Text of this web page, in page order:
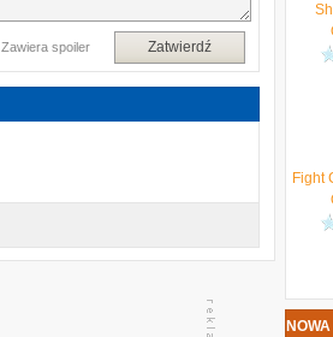
Zatwierdź
Zawiera spoiler